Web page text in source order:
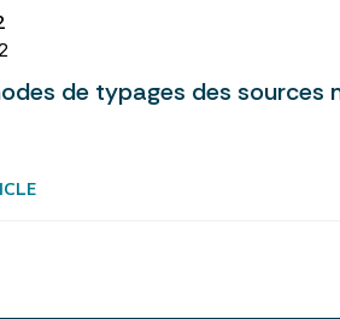
de typages des sources